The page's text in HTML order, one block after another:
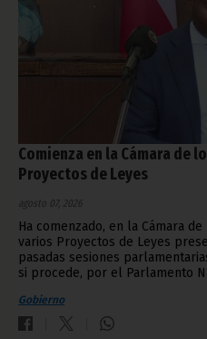
Comienza en la Cámara de
Proyectos de Leyes
agosto 07, 2026
Ha comenzado, en la Cámara
varios Proyectos de Leyes
pasadas sesiones
si procede, por el Parlamento
Gobierno